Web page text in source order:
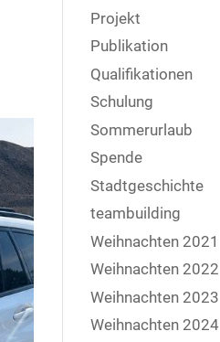
Projekt
Publikation
Qualifikationen
Schulung
Sommerurlaub
Spende
Stadtgeschichte
teambuilding
Weihnachten 2021
Weihnachten 2022
Weihnachten 2023
Weihnachten 2024